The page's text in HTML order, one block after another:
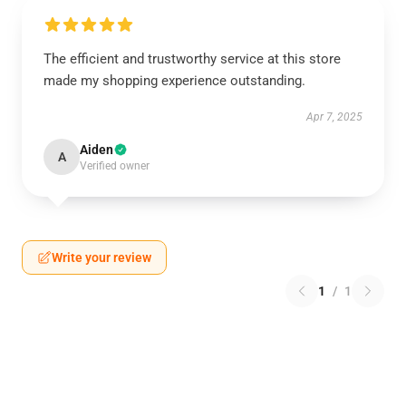
The efficient and trustworthy service at this store
made my shopping experience outstanding.
Apr 7, 2025
A Aiden
Verified owner
Write your review
1 / 1